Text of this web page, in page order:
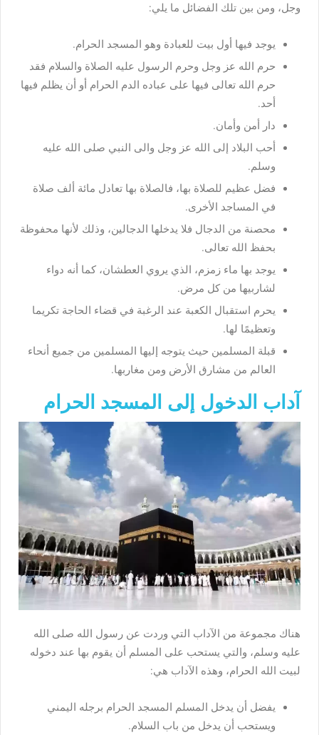
وجل، ومن بين تلك الفضائل ما يلي:
يوجد فيها أول بيت للعبادة وهو المسجد الحرام.
حرم الله عز وجل وحرم الرسول عليه الصلاة والسلام فقد
حرم الله تعالى فيها على عباده الدم الحرام أو أن يظلم فيها
أحد.
دار أمن وأمان.
أحب البلاد إلى الله عز وجل والى النبي صلى الله عليه
وسلم.
فضل عظيم للصلاة بها، فالصلاة بها تعادل مائة ألف صلاة
في المساجد الأخرى.
محصنة من الدجال فلا يدخلها الدجالين، وذلك لأنها محفوظة
بحفظ الله تعالى.
يوجد بها ماء زمزم، الذي يروي العطشان، كما أنه دواء
لشاربيها من كل مرض.
يحرم استقبال الكعبة عند الرغبة في قضاء الحاجة تكريما
وتعظيمًا لها.
قبلة المسلمين حيث يتوجه إليها المسلمين من جميع أنحاء
العالم من مشارق الأرض ومن مغاربها.
آداب الدخول إلى المسجد الحرام
هناك مجموعة من الآداب التي وردت عن رسول الله صلى الله
عليه وسلم، والتي يستحب على المسلم أن يقوم بها عند دخوله
لبيت الله الحرام، وهذه الآداب هي:
يفضل أن يدخل المسلم المسجد الحرام برجله اليمني
ويستحب أن يدخل من باب السلام.